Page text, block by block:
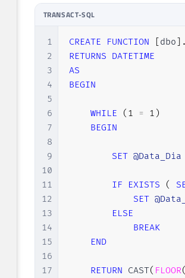
TRANSACT-SQL
1
2
3
4
5
6
7
8
9
10
11
12
13
14
15
16
17
CREATE FUNCTION [dbo] .
RETURNS DATETIME
AS
BEGIN
WHILE ( 1 = 1 )
BEGIN
SET @Data_Dia
IF EXISTS (
SET
ELSE
BREAK
END
RETURN CAST( FLOOR(